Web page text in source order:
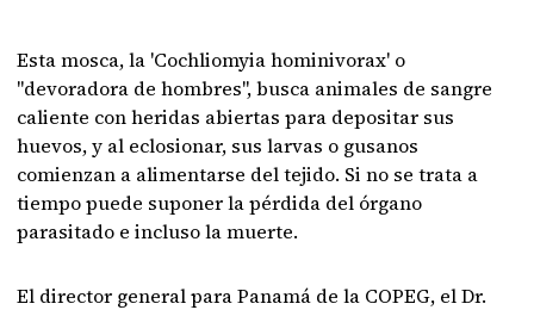
Esta mosca, la 'Cochliomyia hominivorax' o
"devoradora de hombres", busca animales de sangre
caliente con heridas abiertas para depositar sus
huevos, y al eclosionar, sus larvas o gusanos
comienzan a alimentarse del tejido. Si no se trata a
tiempo puede suponer la pérdida del órgano
parasitado e incluso la muerte.
El director general para Panamá de la COPEG, el Dr.